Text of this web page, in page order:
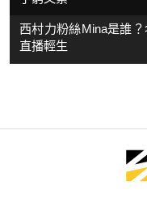
西村力粉絲Mina是誰
直播輕生